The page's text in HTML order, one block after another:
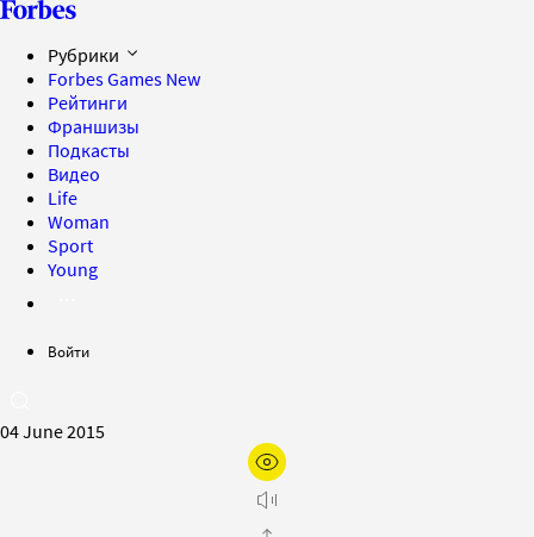
Рубрики
Forbes Games New
Рейтинги
Франшизы
Подкасты
Видео
Life
Woman
Sport
Young
Войти
04 June 2015